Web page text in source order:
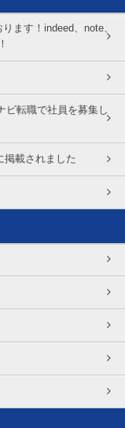
ます！indeed、note、
ビ転職で社員を募集し
掲載されました